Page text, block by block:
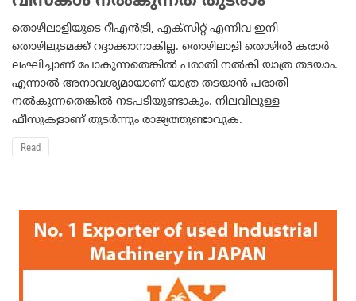
തൊഴിലാളിയുടെ റീഎന്‍ട്രി, എക്‌സിറ്റ് എന്നിവ ഇനി
തൊഴിലുടമക്ക് റദ്ദാക്കാനാകില്ല. തൊഴിലാളി തൊഴില്‍ കരാര്‍
ലംഘിച്ചാണ് പോകുന്നതെങ്കില്‍ പരാതി നല്‍കി യാത്ര തടയാം.
എന്നാല്‍ അനാവശ്യമായാണ് യാത്ര തടയാന്‍ പരാതി
നല്‍കുന്നതെങ്കില്‍ നടപടിയുണ്ടാകും. നിലവിലുള്ള
ഫീസുകളാണ് തുടര്‍ന്നും രാജ്യത്തുണ്ടാവുക.
Read